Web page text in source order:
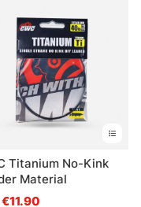
Titanium No-Kink
Material